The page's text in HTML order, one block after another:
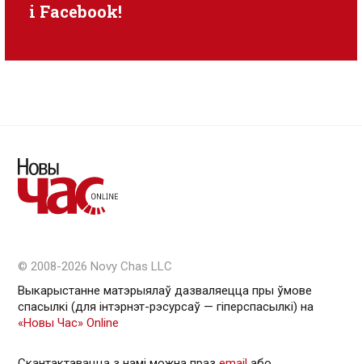
i Facebook!
© 2008-2026 Novy Chas LLC
Выкарыстанне матэрыялаў дазваляецца пры ўмове
спасылкі (для інтэрнэт-рэсурсаў — гiперспасылкi) на
«Новы Час» Online